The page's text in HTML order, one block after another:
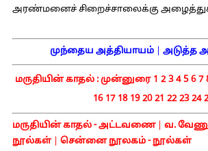
அரண்மனைச் சிறைச்சாலைக்கு
முந்தைய அத்தியாயம்| அடுத்த
மருதியின் காதல் : முன்னுரை 1 2 3 4 5 6 7
16 17 18 19 20 21 22 23 24
மருதியின் காதல் - அட்டவணை| வ.
நூல்கள்| சென்னை நூலகம் - நூல்கள்